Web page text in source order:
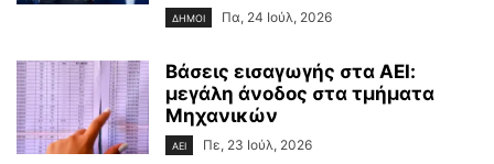
ΔΗΜΟΙ Πα, 24 Ιούλ, 2026
Βάσεις εισαγωγής στα ΑΕΙ:
μεγάλη άνοδος στα τμήματα
Μηχανικών
ΑΕΙ Πε, 23 Ιούλ, 2026